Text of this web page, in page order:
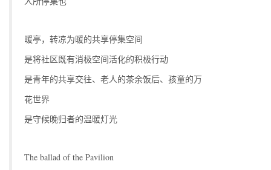
暖亭，转凉为暖的共享停集空间
是将社区既有消极空间活化的积极行动
是青年的共享交往、老人的茶余饭后、孩童的万
花世界
是守候晚归者的温暖灯光
The ballad of the Pavilion